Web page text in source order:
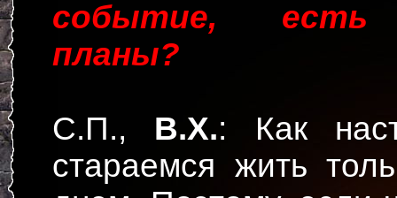
событие, есть
планы?
С.П., В.Х.: Как
стараемся жить